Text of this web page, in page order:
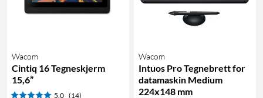
Wacom
Cintiq 16 Tegneskjerm
15,6”
5.0 (14)
Wacom
Intuos Pro Tegnebrett for
datamaskin Medium
224x148 mm